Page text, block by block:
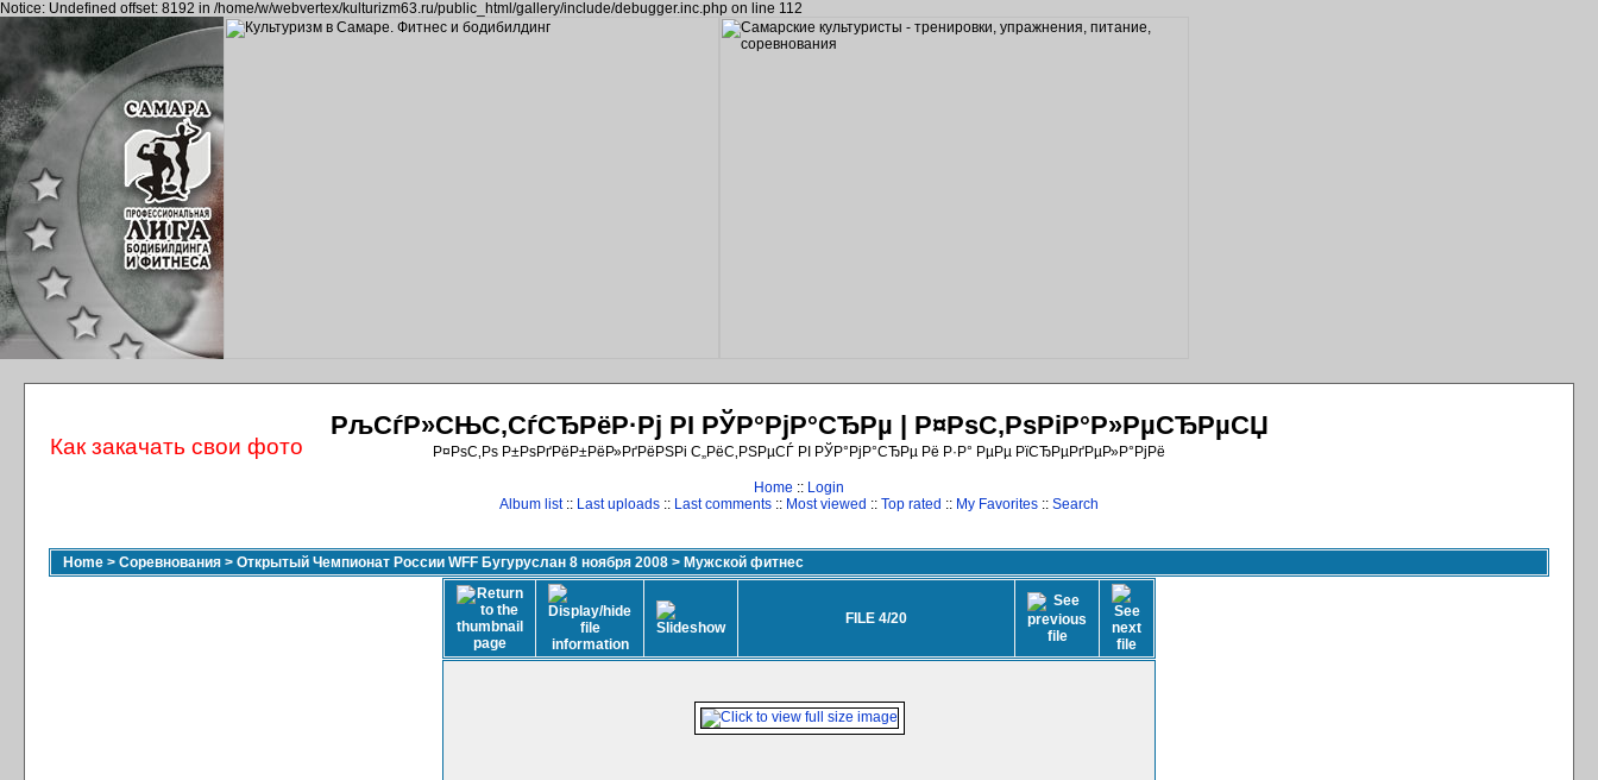
Notice: Undefined offset: 8192 in /home/w/webvertex/kulturizm63.ru/public_html/gallery/include/debugger.inc.php on line 112
РљСѓР»СЊС‚СѓСЂРёР·Рј РІ РЎР°РјР°СЂРµ | Р¤РѕС‚РѕРіР°Р»РµСЂРµСЏ
Р¤РѕС‚Рѕ Р±РѕРґРёР±РёР»РґРёРЅРі С„РёС‚РЅРµСЃ РІ РЎР°РјР°СЂРµ Рё Р·Р° РµРµ РїСЂРµРґРµР»Р°РјРё
Home :: Login
Album list:: Last uploads :: Last comments :: Most viewed :: Top rated :: My Favorites :: Search
Home > Соревнования > Открытый Чемпионат России WFF Бугуруслан 8 ноября 2008 > Мужской фитнес
FILE 4/20
Как закачать свои фото